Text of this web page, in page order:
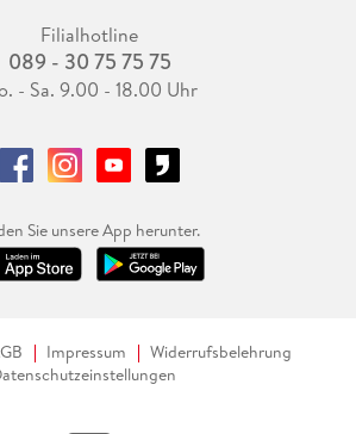
Filialhotline
089 - 30 75 75 75
- Sa. 9.00 - 18.00 Uhr
Sie unsere App herunter.
Impressum
Widerrufsbelehrung